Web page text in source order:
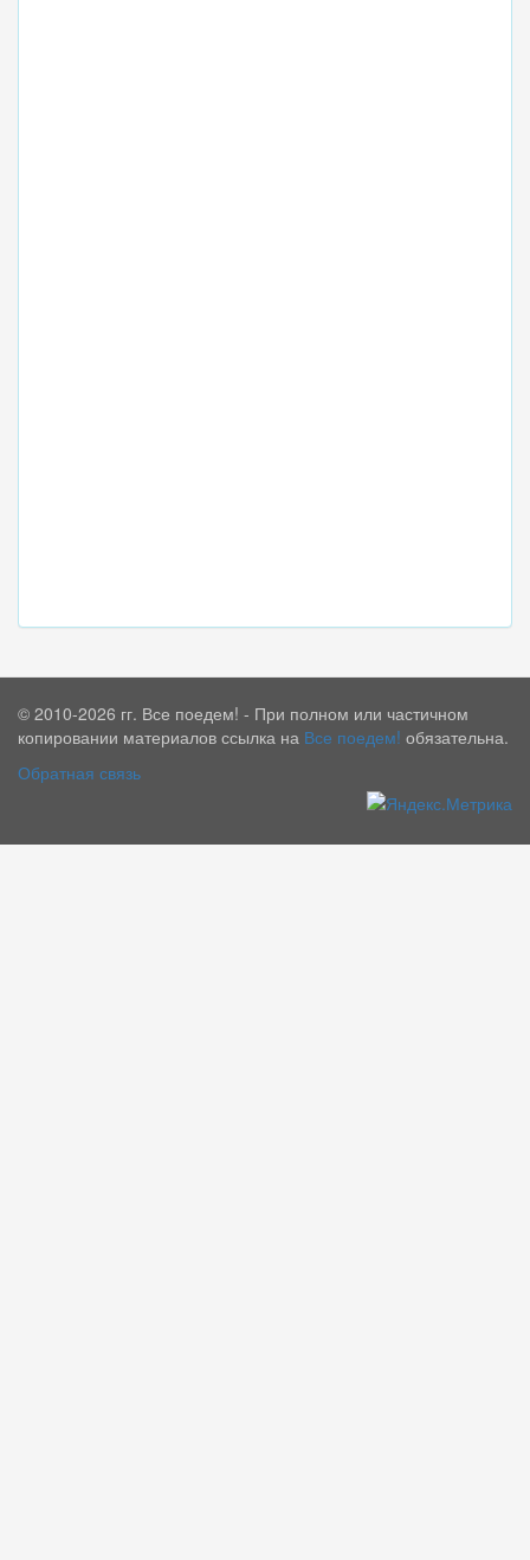
© 2010-2026 гг. Все поедем! - При полном или частичном
копировании материалов ссылка на Все поедем! обязательна.
Обратная связь